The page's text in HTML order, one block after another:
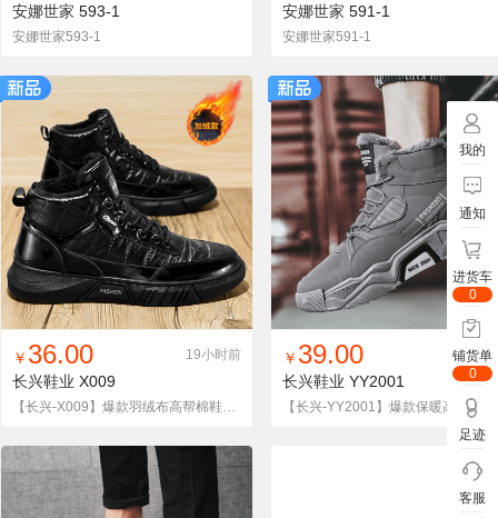
安娜世家 593-1
安娜世家593-1
安娜世家 591-1
安娜世家591-1
找同款 加入铺货单 收藏
￥ 36.00 19小时前
长兴鞋业 X009
【长兴-X009】爆款羽绒布高帮棉鞋雪地靴特价款
找同款 加入铺货单 收藏
￥ 39.00 19小
长兴鞋业 YY2001
我的
通知
进货车
0
铺货单
0
足迹
客服